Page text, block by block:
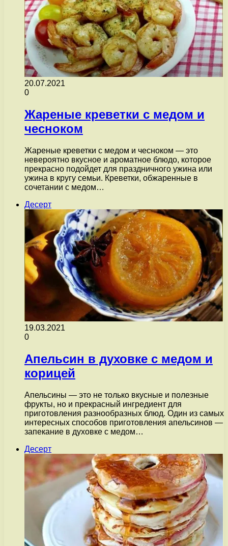
20.07.2021
0
Жареные креветки с медом и
чесноком
Жареные креветки с медом и чесноком — это
невероятно вкусное и ароматное блюдо, которое
прекрасно подойдет для праздничного ужина или
ужина в кругу семьи. Креветки, обжаренные в
сочетании с медом…
Десерт
19.03.2021
0
Апельсин в духовке с медом и
корицей
Апельсины — это не только вкусные и полезные
фрукты, но и прекрасный ингредиент для
приготовления разнообразных блюд. Один из самых
интересных способов приготовления апельсинов —
запекание в духовке с медом…
Десерт